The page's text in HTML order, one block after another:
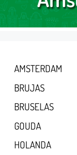
AMSTERDAM
BRUJAS
BRUSELAS
GOUDA
HOLANDA